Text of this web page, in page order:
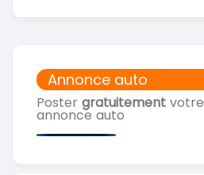
Annonce auto
Poster gratuitement votre
annonce auto